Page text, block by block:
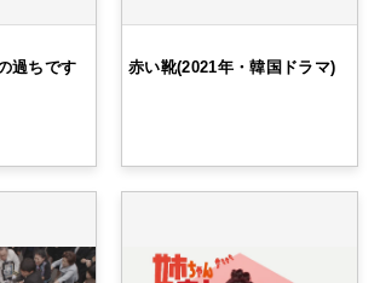
過ちです 赤い靴(2021年・韓国ドラマ)